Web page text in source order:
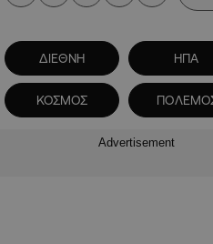
ΔΙΕΘΝΗ ΗΠΑ
ΚΟΣΜΟΣ
Advertisement